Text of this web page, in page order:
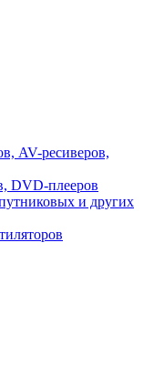
AV-ресиверов,
DVD-плееров
и других